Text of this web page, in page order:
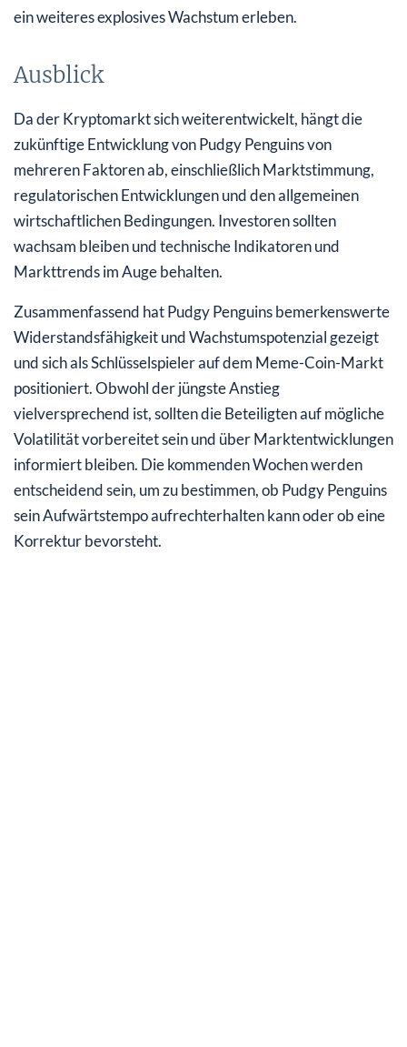
ein weiteres explosives Wachstum erleben.
Ausblick
Da der Kryptomarkt sich weiterentwickelt, hängt die
zukünftige Entwicklung von Pudgy Penguins von
mehreren Faktoren ab, einschließlich Marktstimmung,
regulatorischen Entwicklungen und den allgemeinen
wirtschaftlichen Bedingungen. Investoren sollten
wachsam bleiben und technische Indikatoren und
Markttrends im Auge behalten.
Zusammenfassend hat Pudgy Penguins bemerkenswerte
Widerstandsfähigkeit und Wachstumspotenzial gezeigt
und sich als Schlüsselspieler auf dem Meme-Coin-Markt
positioniert. Obwohl der jüngste Anstieg
vielversprechend ist, sollten die Beteiligten auf mögliche
Volatilität vorbereitet sein und über Marktentwicklungen
informiert bleiben. Die kommenden Wochen werden
entscheidend sein, um zu bestimmen, ob Pudgy Penguins
sein Aufwärtstempo aufrechterhalten kann oder ob eine
Korrektur bevorsteht.